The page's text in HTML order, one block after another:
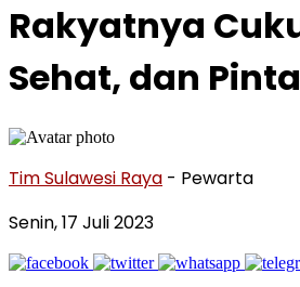
Rakyatnya
Sehat, dan
Tim Sulawesi Raya - Pewarta
Senin, 17 Juli 2023